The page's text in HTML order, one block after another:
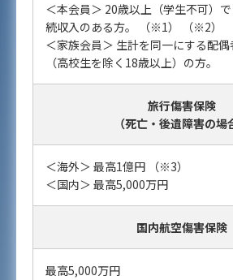
＜本会員＞ 20歳以上（学生不可）
続収入のある方。 （※1） （※2）
＜家族会員＞ 生計を同一にする配
（高校生を除く18歳以上）の方。
旅行傷害保険
（死亡・後遺障害の場
＜海外＞ 最高1億円 （※3）
＜国内＞ 最高5,000万円
国内航空傷害保険
最高5,000万円